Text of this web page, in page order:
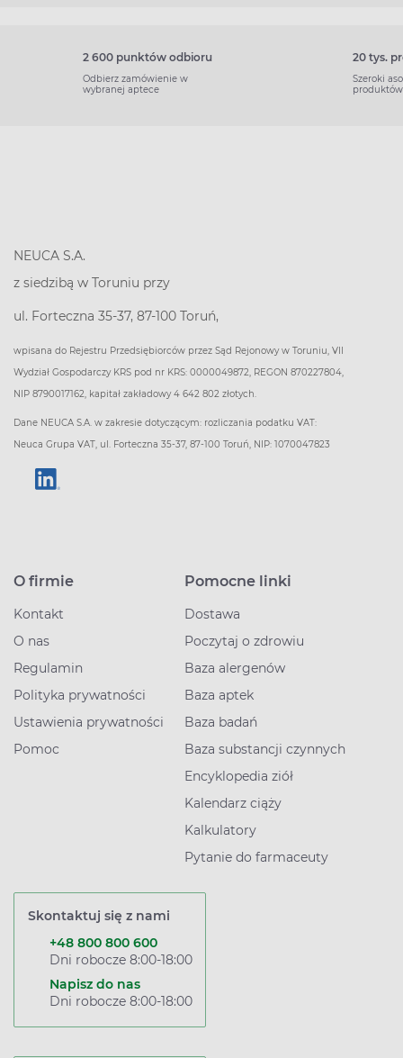
2 600 punktów odbioru
Odbierz zamówienie w
wybranej aptece
20 tys.
Szeroki
produktów
NEUCA S.A.
z siedzibą w Toruniu przy
ul. Forteczna 35-37, 87-100 Toruń,
wpisana do Rejestru Przedsiębiorców przez Sąd Rejonowy w Toruniu, VII
Wydział Gospodarczy KRS pod nr KRS: 0000049872, REGON 870227804,
NIP 8790017162, kapitał zakładowy 4 642 802 złotych.
Dane NEUCA S.A. w zakresie dotyczącym: rozliczania podatku VAT:
Neuca Grupa VAT, ul. Forteczna 35-37, 87-100 Toruń, NIP: 1070047823
O firmie
Kontakt
O nas
Regulamin
Polityka prywatności
Ustawienia prywatności
Pomoc
Pomocne linki
Dostawa
Poczytaj o zdrowiu
Baza alergenów
Baza aptek
Baza badań
Baza substancji czynnych
Encyklopedia ziół
Kalendarz ciąży
Kalkulatory
Pytanie do farmaceuty
Skontaktuj się z nami
+48 800 800 600
Dni robocze 8:00-18:00
Napisz do nas
Dni robocze 8:00-18:00